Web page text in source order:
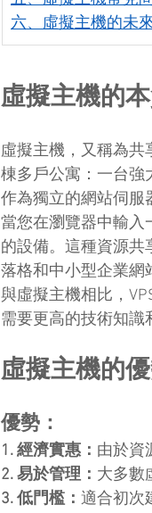
六、虛擬主機的未
虛擬主機的
虛擬主機，又稱為共
棟多戶公寓：一台強
作為獨立的網站伺服
當您在瀏覽器中輸入
的設備。這種資源共
落格和中小型企業網
與虛擬主機相比，
需要更高的技術知識
虛擬主機的
優勢：
1. 經濟實惠： 由於資
2. 易於管理： 大多數
3. 低門檻： 適合初次